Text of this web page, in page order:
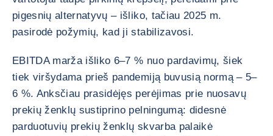
pigesnių alternatyvų – išliko, tačiau 2025 m.
pasirodė požymių, kad ji stabilizavosi.
EBITDA marža išliko 6–7 % nuo pardavimų, šiek
tiek viršydama prieš pandemiją buvusią normą – 5–
6 %. Anksčiau prasidėjęs perėjimas prie nuosavų
prekių ženklų sustiprino pelningumą: didesnė
parduotuvių prekių ženklų skvarba palaikė